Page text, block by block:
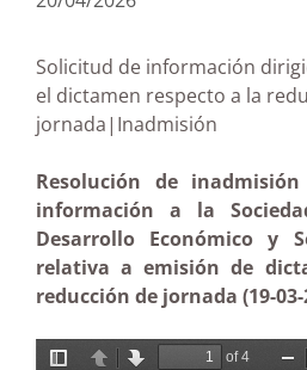
Solicitud de información
el dictamen respecto a la
jornada|Inadmisión
Resolución de
información a la
Desarrollo Económico y
relativa a emisión de
reducción de jornada (19-03-